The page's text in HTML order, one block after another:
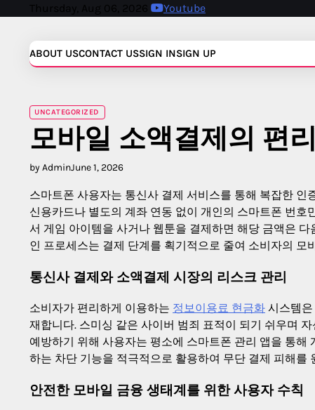
Thursday, Aug 06, 2026 Youtube
ABOUT USCONTACT USSIGN INSIGN UP
UNCATEGORIZED
모바일 소액결제의 편
by AdminJune 1, 2026
스마트폰 사용자는 통신사 결제 서비스를 통해 복잡한
신용카드나 별도의 계좌 연동 없이 개인의 스마트폰 번
서 게임 아이템을 사거나 웹툰을 결제하면 해당 금액은
인 프로세스는 결제 단계를 획기적으로 줄여 소비자의 모
통신사 결제와 소액결제 시장의 리스크 관리
소비자가 편리하게 이용하는 정보이용료 현금화 시스템
재합니다. 스미싱 같은 사이버 범죄 표적이 되기 쉬우며
예방하기 위해 사용자는 평소에 스마트폰 관리 앱을 통
하는 차단 기능을 적극적으로 활용하여 무단 결제 피해를
안전한 모바일 금융 생태계를 위한 사용자 수칙